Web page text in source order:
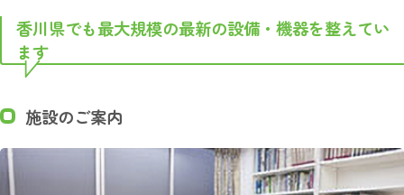
香川県でも最大規模の最新の設備・機器を整えてい
ます
施設のご案内